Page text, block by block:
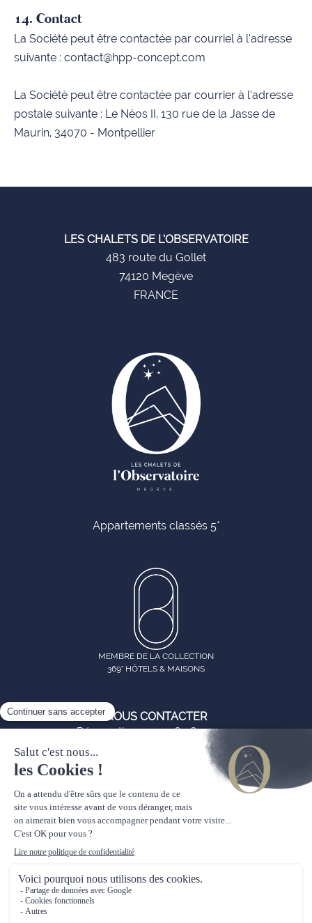
14. Contact
La Société peut être contactée par courriel à l’adresse
suivante : contact@hpp-concept.com
La Société peut être contactée par courrier à l’adresse
postale suivante : Le Néos II, 130 rue de la Jasse de
Maurin, 34070 - Montpellier
LES CHALETS DE L’OBSERVATOIRE
483 route du Gollet
74120 Megève
FRANCE
Appartements classés 5*
MEMBRE DE LA COLLECTION
369° HÔTELS & MAISONS
NOUS CONTACTER
Réservation :+33 4 65 84 30 70
Conciergerie via Whatsapp :
reservation@chalets-observatoire.com
Mentions légales
CGV
2025 © Les Chalets de l'Observatoire